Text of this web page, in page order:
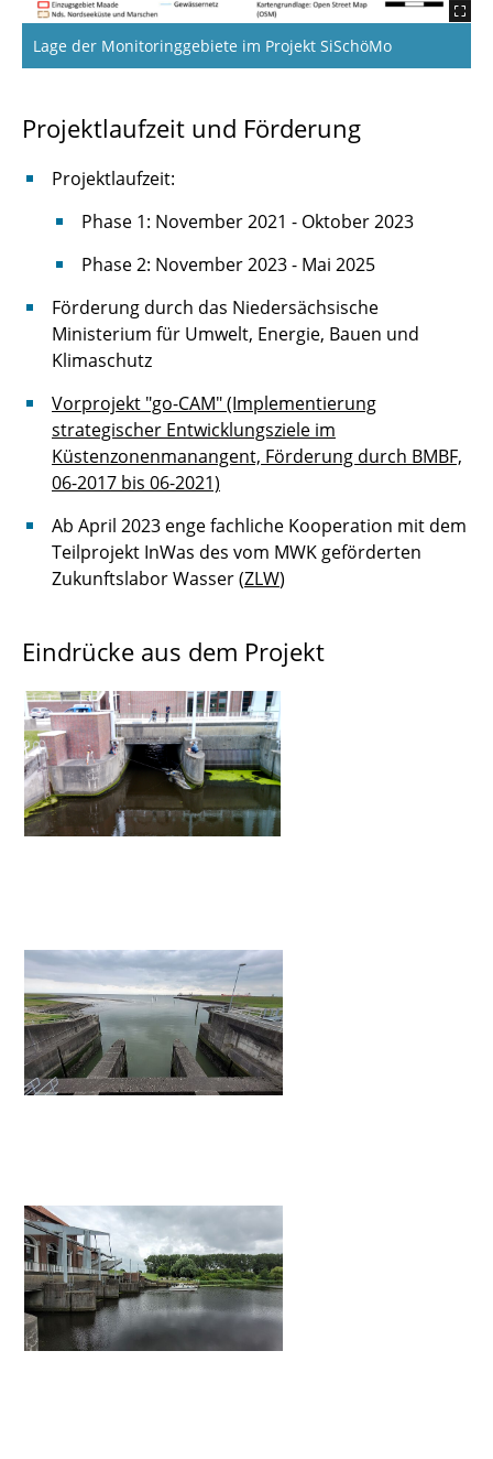
Lage der Monitoringgebiete im Projekt SiSchöMo
Projektlaufzeit und Förderung
Projektlaufzeit:
Phase 1: November 2021 - Oktober 2023
Phase 2: November 2023 - Mai 2025
Förderung durch das Niedersächsische
Ministerium für Umwelt, Energie, Bauen und
Klimaschutz
Vorprojekt "go-CAM" (Implementierung
strategischer Entwicklungsziele im
Küstenzonenmanangent, Förderung durch BMBF,
06-2017 bis 06-2021)
Ab April 2023 enge fachliche Kooperation mit dem
Teilprojekt InWas des vom MWK geförderten
Zukunftslabor Wasser (ZLW)
Eindrücke aus dem Projekt